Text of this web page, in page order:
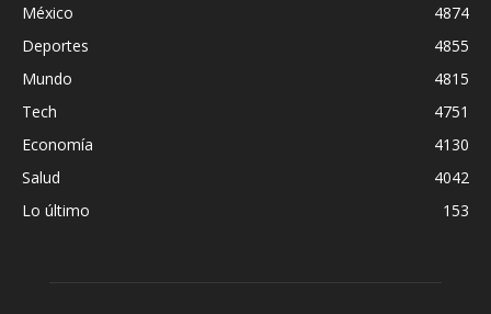
México
4874
Deportes
4855
Mundo
4815
Tech
4751
Economía
4130
Salud
4042
Lo último
153